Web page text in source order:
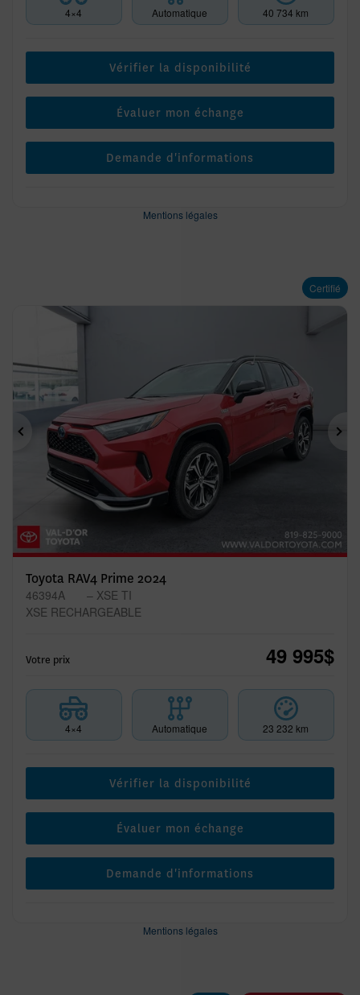
4×4 Automatique 40 734 km
Vérifier la disponibilité
Évaluer mon échange
Demande d'informations
Mentions légales
Certifié
Précédent
Toyota RAV4 Prime 2024
46394A
– XSE TI
XSE RECHARGEABLE
Votre prix 49 995$
4×4 Automatique 23 232 km
Vérifier la disponibilité
Évaluer mon échange
Demande d'informations
Mentions légales